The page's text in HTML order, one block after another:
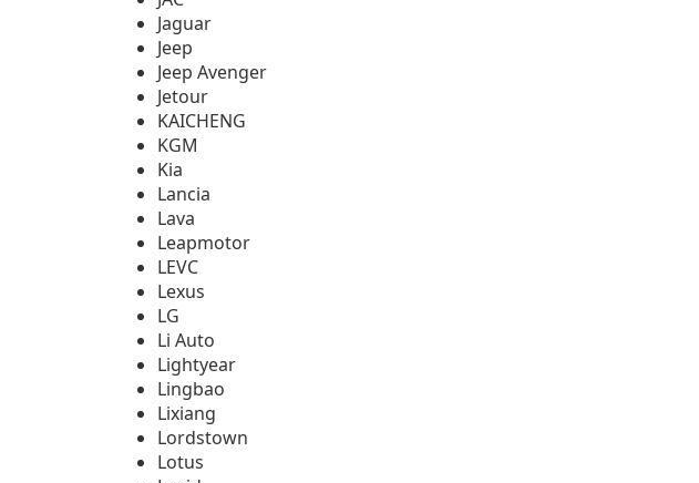
Jaguar
Jeep
Jeep Avenger
Jetour
KAICHENG
KGM
Kia
Lancia
Lava
Leapmotor
LEVC
Lexus
LG
Li Auto
Lightyear
Lingbao
Lixiang
Lordstown
Lotus